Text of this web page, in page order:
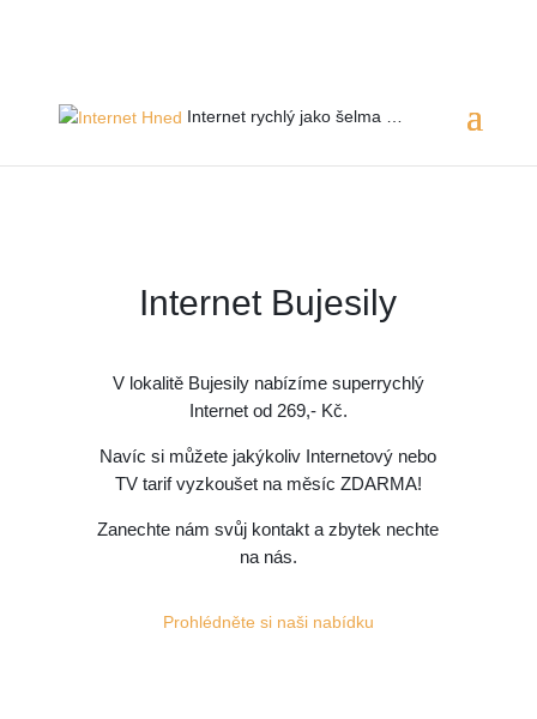
Internet rychlý jako šelma …
Internet Bujesily
V lokalitě Bujesily nabízíme superrychlý
Internet od 269,- Kč.
Navíc si můžete jakýkoliv Internetový nebo
TV tarif vyzkoušet na měsíc ZDARMA!
Zanechte nám svůj kontakt a zbytek nechte
na nás.
Prohlédněte si naši nabídku